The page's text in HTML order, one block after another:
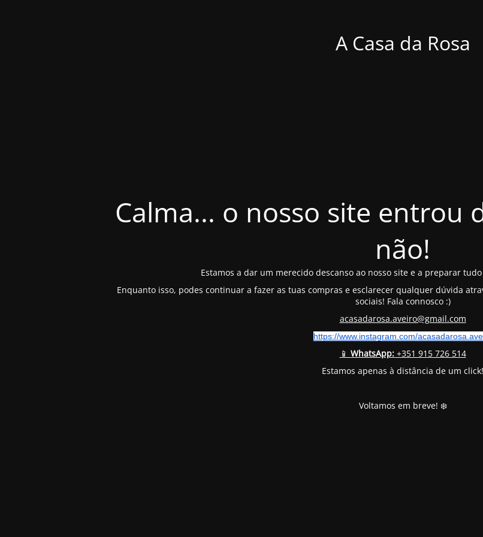
A Casa da Rosa
Calma... o nosso site entrou
não!
Estamos a dar um merecido descanso ao nosso site e a preparar
Enquanto isso, podes continuar a fazer as tuas compras e esclarecer qualquer dúvida
sociais! Fala connosco :)
acasadarosa.aveiro@gmail.com
https://www.instagram.com/
📱 WhatsApp:+351 915 726 514
Estamos apenas à distância de um click!
Voltamos em breve! ❄️